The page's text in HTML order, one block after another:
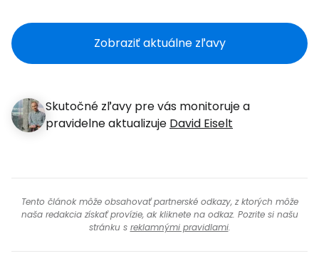
Zobraziť aktuálne zľavy
Skutočné zľavy pre vás monitoruje a
pravidelne aktualizuje David Eiselt
Tento článok môže obsahovať partnerské odkazy, z ktorých môže
naša redakcia získať provízie, ak kliknete na odkaz. Pozrite si našu
stránku s reklamnými pravidlami.
Pokračovať s e-mailom